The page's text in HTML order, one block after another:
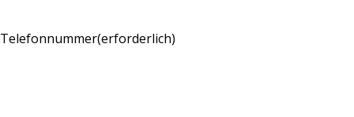
Telefonnummer(erforderlich)